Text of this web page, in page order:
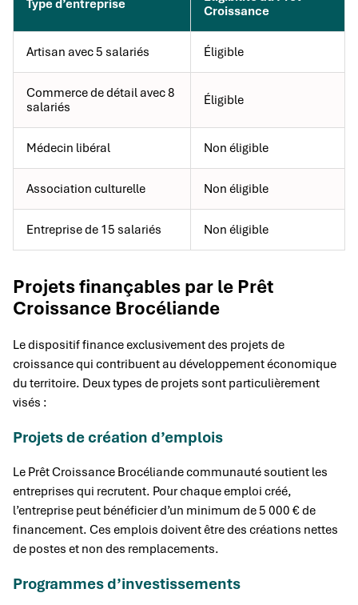
Type d’entreprise
Croissance
Artisan avec 5 salariés Éligible
Commerce de détail avec 8
salariés
Éligible
Médecin libéral Non éligible
Association culturelle Non éligible
Entreprise de 15 salariés Non éligible
Projets finançables par le Prêt
Croissance Brocéliande
Le dispositif finance exclusivement des projets de
croissance qui contribuent au développement économique
du territoire. Deux types de projets sont particulièrement
visés :
Projets de création d’emplois
Le Prêt Croissance Brocéliande communauté soutient les
entreprises qui recrutent. Pour chaque emploi créé,
l’entreprise peut bénéficier d’un minimum de 5 000 € de
financement. Ces emplois doivent être des créations nettes
de postes et non des remplacements.
Programmes d’investissements